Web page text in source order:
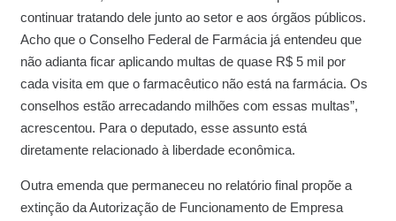
continuar tratando dele junto ao setor e aos órgãos públicos.
Acho que o Conselho Federal de Farmácia já entendeu que
não adianta ficar aplicando multas de quase R$ 5 mil por
cada visita em que o farmacêutico não está na farmácia. Os
conselhos estão arrecadando milhões com essas multas”,
acrescentou. Para o deputado, esse assunto está
diretamente relacionado à liberdade econômica.
Outra emenda que permaneceu no relatório final propõe a
extinção da Autorização de Funcionamento de Empresa